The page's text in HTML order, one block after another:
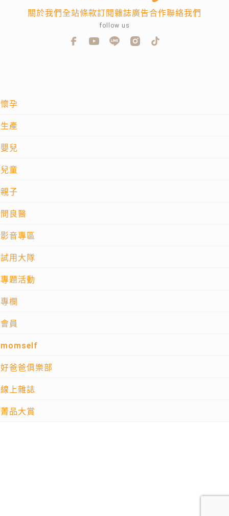
懷孕
生產
嬰兒
兒童
親子
問良醫
影音專區
試用大隊
專題活動
專欄
會員
momself
好爸爸俱樂部
線上雜誌
菁品大賞
關於我們全站條款訂閱雜誌廣告合作聯絡我們
follow us